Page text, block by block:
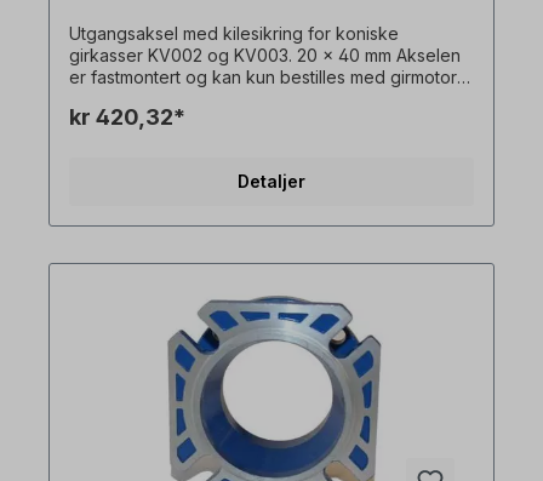
Utgangsaksel med kilesikring for koniske
girkasser KV002 og KV003. 20 x 40 mm Akselen
er fastmontert og kan kun bestilles med girmotor +
på monteringsposisjon M1). Alle produktbilder er
kr 420,32*
Detaljer